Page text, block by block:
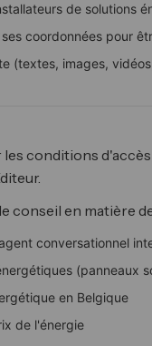
de solutions
coordonnées pour
(textes, images,
conditions
conseil en matière
conversationnel
(panneaux
en Belgique
de l'énergie